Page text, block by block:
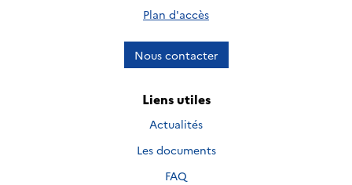
Plan d'accès
Nous contacter
Liens utiles
Actualités
Les documents
FAQ